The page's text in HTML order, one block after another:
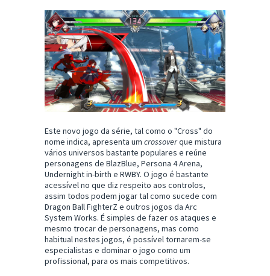
Este novo jogo da série, tal como o "Cross" do
nome indica, apresenta um crossoverque mistura
vários universos bastante populares e reúne
personagens de BlazBlue, Persona 4 Arena,
Undernight in-birth e RWBY. O jogo é bastante
acessível no que diz respeito aos controlos,
assim todos podem jogar tal como sucede com
Dragon Ball FighterZ e outros jogos da Arc
System Works. É simples de fazer os ataques e
mesmo trocar de personagens, mas como
habitual nestes jogos, é possível tornarem-se
especialistas e dominar o jogo como um
profissional, para os mais competitivos.